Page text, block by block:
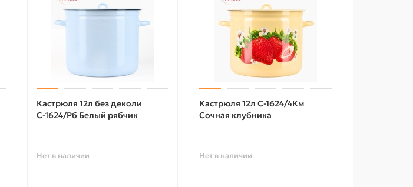
Кастрюля 12л без деколи
С-1624/Рб Белый рябчик
Нет в наличии
Кастрюля 12л С-1624/4Км
Сочная клубника
Нет в наличии